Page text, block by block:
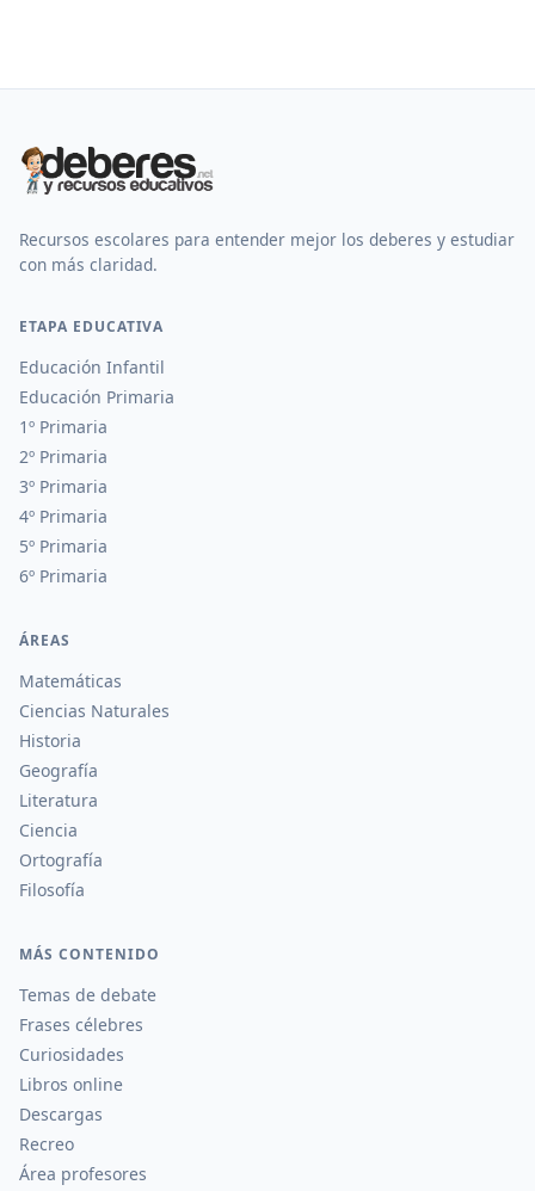
Recursos escolares para entender mejor los deberes y estudiar
con más claridad.
ETAPA EDUCATIVA
Educación Infantil
Educación Primaria
1º Primaria
2º Primaria
3º Primaria
4º Primaria
5º Primaria
6º Primaria
ÁREAS
Matemáticas
Ciencias Naturales
Historia
Geografía
Literatura
Ciencia
Ortografía
Filosofía
MÁS CONTENIDO
Temas de debate
Frases célebres
Curiosidades
Libros online
Descargas
Recreo
Área profesores